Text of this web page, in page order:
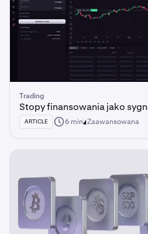
Trading
Stopy finansowania jako
ARTICLE 6 min Zaawansowana